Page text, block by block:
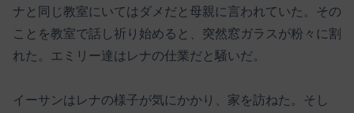
ナと同じ教室にいてはダメだと母親に言われていた。その
ことを教室で話し祈り始めると、突然窓ガラスが粉々に割
れた。エミリー達はレナの仕業だと騒いだ。
イーサンはレナの様子が気にかかり、家を訪ねた。そし